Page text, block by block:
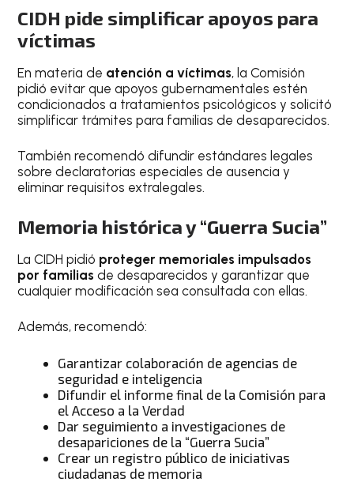
CIDH pide simplificar apoyos para
víctimas
En materia de atención a víctimas, la Comisión
pidió evitar que apoyos gubernamentales estén
condicionados a tratamientos psicológicos y solicitó
simplificar trámites para familias de desaparecidos.
También recomendó difundir estándares legales
sobre declaratorias especiales de ausencia y
eliminar requisitos extralegales.
Memoria histórica y “Guerra Sucia”
La CIDH pidió proteger memoriales impulsados
por familias de desaparecidos y garantizar que
cualquier modificación sea consultada con ellas.
Además, recomendó:
Garantizar colaboración de agencias de
seguridad e inteligencia
Difundir el informe final de la Comisión para
el Acceso a la Verdad
Dar seguimiento a investigaciones de
desapariciones de la “Guerra Sucia”
Crear un registro público de iniciativas
ciudadanas de memoria